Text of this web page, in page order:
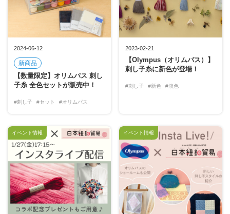
2024-06-12
新商品
【数量限定】オリムパス 刺し
子糸 全色セットが販売中！
#刺し子 #セット #オリムパス
2023-02-21
【Olympus（オリムパス）】
刺し子糸に新色が登場！
#刺し子 #新色 #淡色
イベント情報 イベント情報